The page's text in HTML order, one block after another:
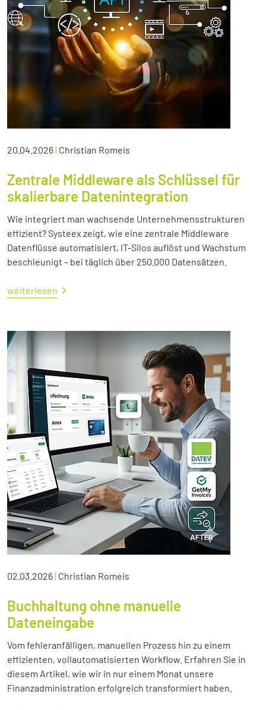
20.04.2026| Christian Romeis
Zentrale Middleware als Schlüssel für
skalierbare Datenintegration
Wie integriert man wachsende Unternehmensstrukturen
effizient? Systeex zeigt, wie eine zentrale Middleware
Datenflüsse automatisiert, IT-Silos auflöst und Wachstum
beschleunigt – bei täglich über 250.000 Datensätzen.
weiterlesen
02.03.2026| Christian Romeis
Buchhaltung ohne manuelle
Dateneingabe
Vom fehleranfälligen, manuellen Prozess hin zu einem
effizienten, vollautomatisierten Workflow. Erfahren Sie in
diesem Artikel, wie wir in nur einem Monat unsere
Finanzadministration erfolgreich transformiert haben.